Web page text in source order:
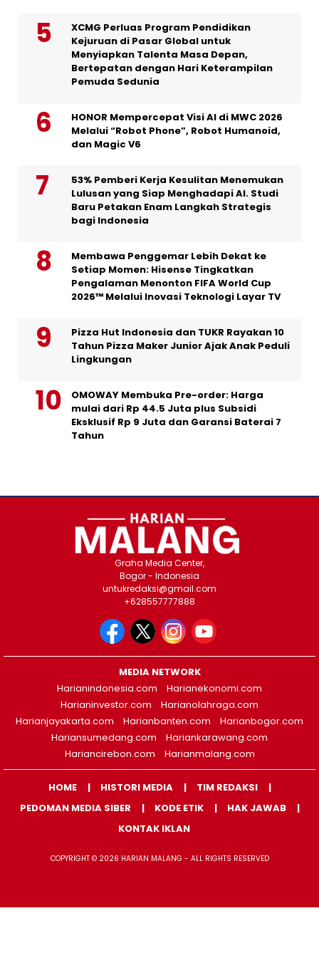
XCMG Perluas Program Pendidikan
Kejuruan di Pasar Global untuk
Menyiapkan Talenta Masa Depan,
Bertepatan dengan Hari Keterampilan
Pemuda Sedunia
HONOR Mempercepat Visi AI di MWC 2026
Melalui “Robot Phone”, Robot Humanoid,
dan Magic V6
53% Pemberi Kerja Kesulitan Menemukan
Lulusan yang Siap Menghadapi AI. Studi
Baru Petakan Enam Langkah Strategis
bagi Indonesia
Membawa Penggemar Lebih Dekat ke
Setiap Momen: Hisense Tingkatkan
Pengalaman Menonton FIFA World Cup
2026™ Melalui Inovasi Teknologi Layar TV
Pizza Hut Indonesia dan TUKR Rayakan 10
Tahun Pizza Maker Junior Ajak Anak Peduli
Lingkungan
OMOWAY Membuka Pre-order: Harga
mulai dari Rp 44.5 Juta plus Subsidi
Eksklusif Rp 9 Juta dan Garansi Baterai 7
Tahun
Graha Media Center,
Bogor - Indonesia
untukredaksi@gmail.com
+628557777888
MEDIA NETWORK
Harianindonesia.com
Harianekonomi.com
Harianinvestor.com
Harianolahraga.com
Harianjayakarta.com
Harianbanten.com
Harianbogor.com
Hariansumedang.com
Hariankarawang.com
Hariancirebon.com
Harianmalang.com
HOME HISTORI MEDIA
TIM REDAKSI
PEDOMAN MEDIA SIBER
KODE ETIK
HAK JAWAB
KONTAK IKLAN
COPYRIGHT © 2026 HARIAN MALANG - ALL RIGHTS RESERVED